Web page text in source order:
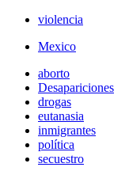
violencia
Mexico
aborto
Desapariciones
drogas
eutanasia
inmigrantes
política
secuestro